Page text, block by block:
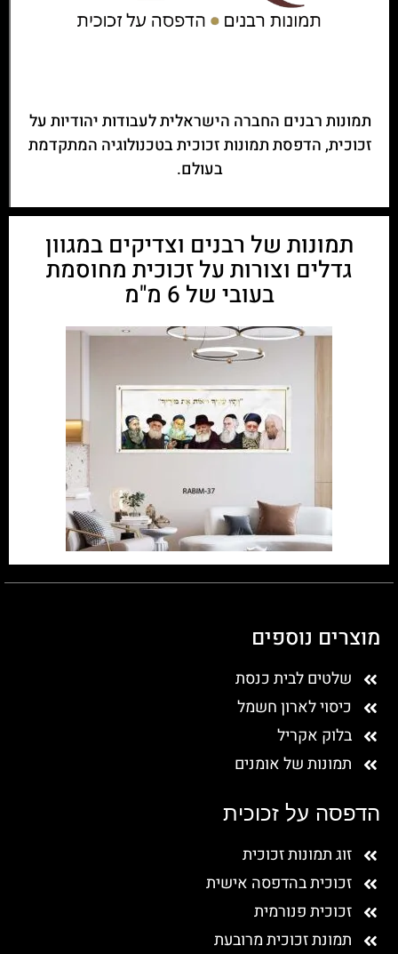
תמונות רבנים החברה הישראלית לעבודות יהודיות על
זכוכית, הדפסת תמונות זכוכית בטכנולוגיה המתקדמת
בעולם.
תמונות של רבנים וצדיקים במגוון
גדלים וצורות על זכוכית מחוסמת
בעובי של 6 מ"מ
הדפסה על זכוכית
זוג תמונות זכוכית
זכוכית בהדפסה אישית
זכוכית פנורמית
תמונת זכוכית מרובעת
מוצרים נוספים
שלטים לבית כנסת
כיסוי לארון חשמל
בלוק אקריל
תמונות של אומנים